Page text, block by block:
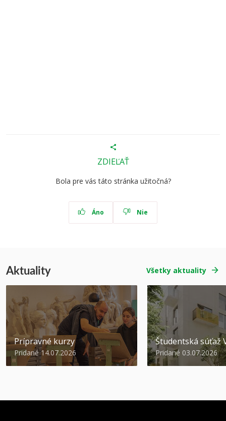
ZDIEĽAŤ
Bola pre vás táto stránka užitočná?
Áno Nie
Aktuality Všetky aktuality
Prípravné kurzy
Pridané 14.07.2026
Študentská súťaž
Pridané 03.07.2026